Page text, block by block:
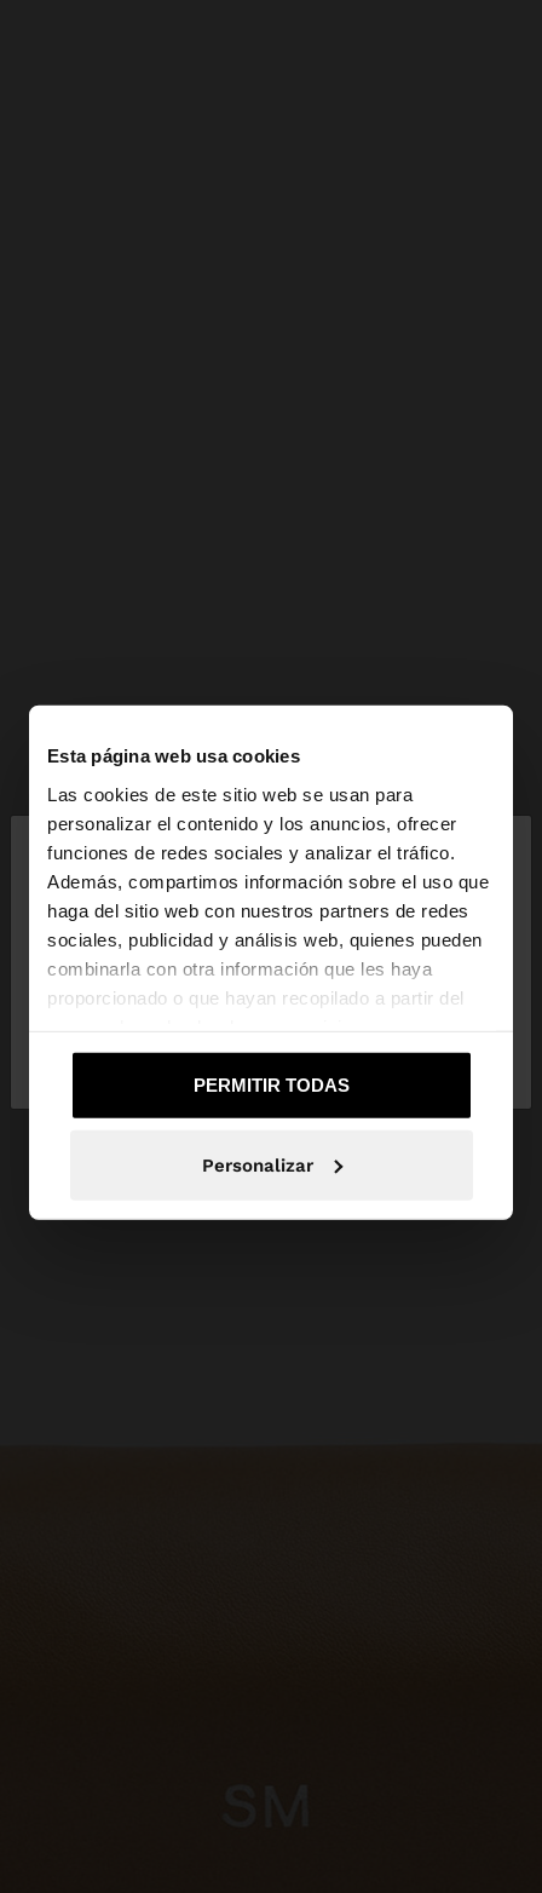
Esta página web usa cookies
Las cookies de este sitio web se usan para
personalizar el contenido y los anuncios, ofrecer
funciones de redes sociales y analizar el tráfico.
Además, compartimos información sobre el uso que
haga del sitio web con nuestros partners de redes
sociales, publicidad y análisis web, quienes pueden
combinarla con otra información que les haya
proporcionado o que hayan recopilado a partir del
PERMITIR TODAS
Personalizar
hola
Estás accediendo a la web de España. ¿Quieres ir a
la web de United States?